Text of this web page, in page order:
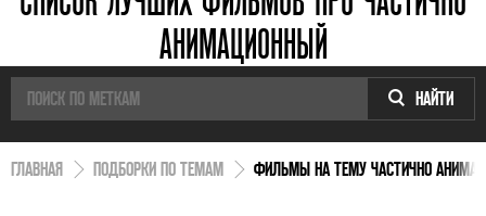
АНИМАЦИОННЫЙ
НАЙТИ
ГЛАВНАЯ ПОДБОРКИ ПО ТЕМАМ ФИЛЬМЫ НА ТЕМУ ЧАСТИЧНО